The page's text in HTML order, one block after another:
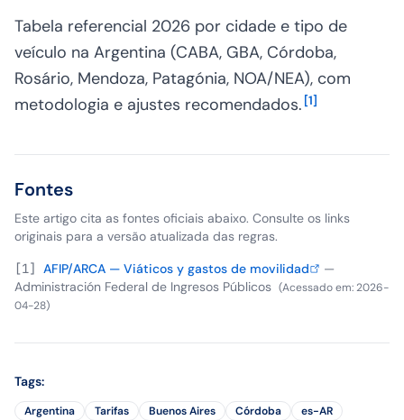
Tabela referencial 2026 por cidade e tipo de
veículo na Argentina (CABA, GBA, Córdoba,
Rosário, Mendoza, Patagónia, NOA/NEA), com
metodologia e ajustes recomendados. [1]
Fontes
Este artigo cita as fontes oficiais abaixo. Consulte os links
originais para a versão atualizada das regras.
[1] AFIP/ARCA — Viáticos y gastos de movilidad
—
Administración Federal de Ingresos Públicos (Acessado em:2026-
04-28)
Tags:
Argentina Tarifas Buenos Aires Córdoba es-AR